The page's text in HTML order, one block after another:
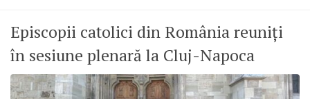
Episcopii catolici din România reuniți
în sesiune plenară la Cluj-Napoca